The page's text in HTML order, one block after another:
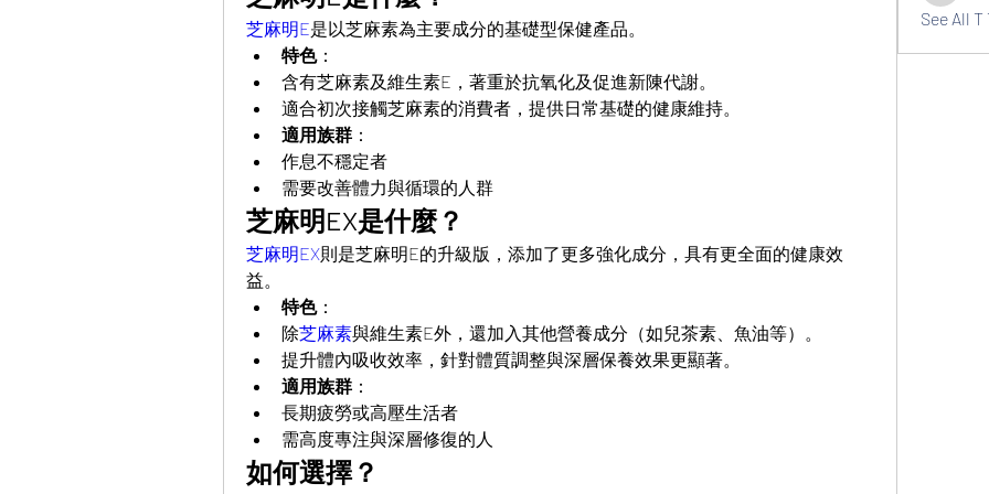
芝麻明E是以芝麻素為主要成分的基礎型保健產品。
特色：
含有芝麻素及維生素E，著重於抗氧化及促進新陳代謝。
適合初次接觸芝麻素的消費者，提供日常基礎的健康維持。
適用族群 ：
作息不穩定者
需要改善體力與循環的人群
芝麻明EX是什麼？
芝麻明EX則是芝麻明E的升級版，添加了更多強化成分，具有更全面的健康效
益。
特色：
除芝麻素與維生素E外，還加入其他營養成分（如兒茶素、魚油等）。
提升體內吸收效率，針對體質調整與深層保養效果更顯著。
適用族群 ：
長期疲勞或高壓生活者
需高度專注與深層修復的人
如何選擇？
See All T